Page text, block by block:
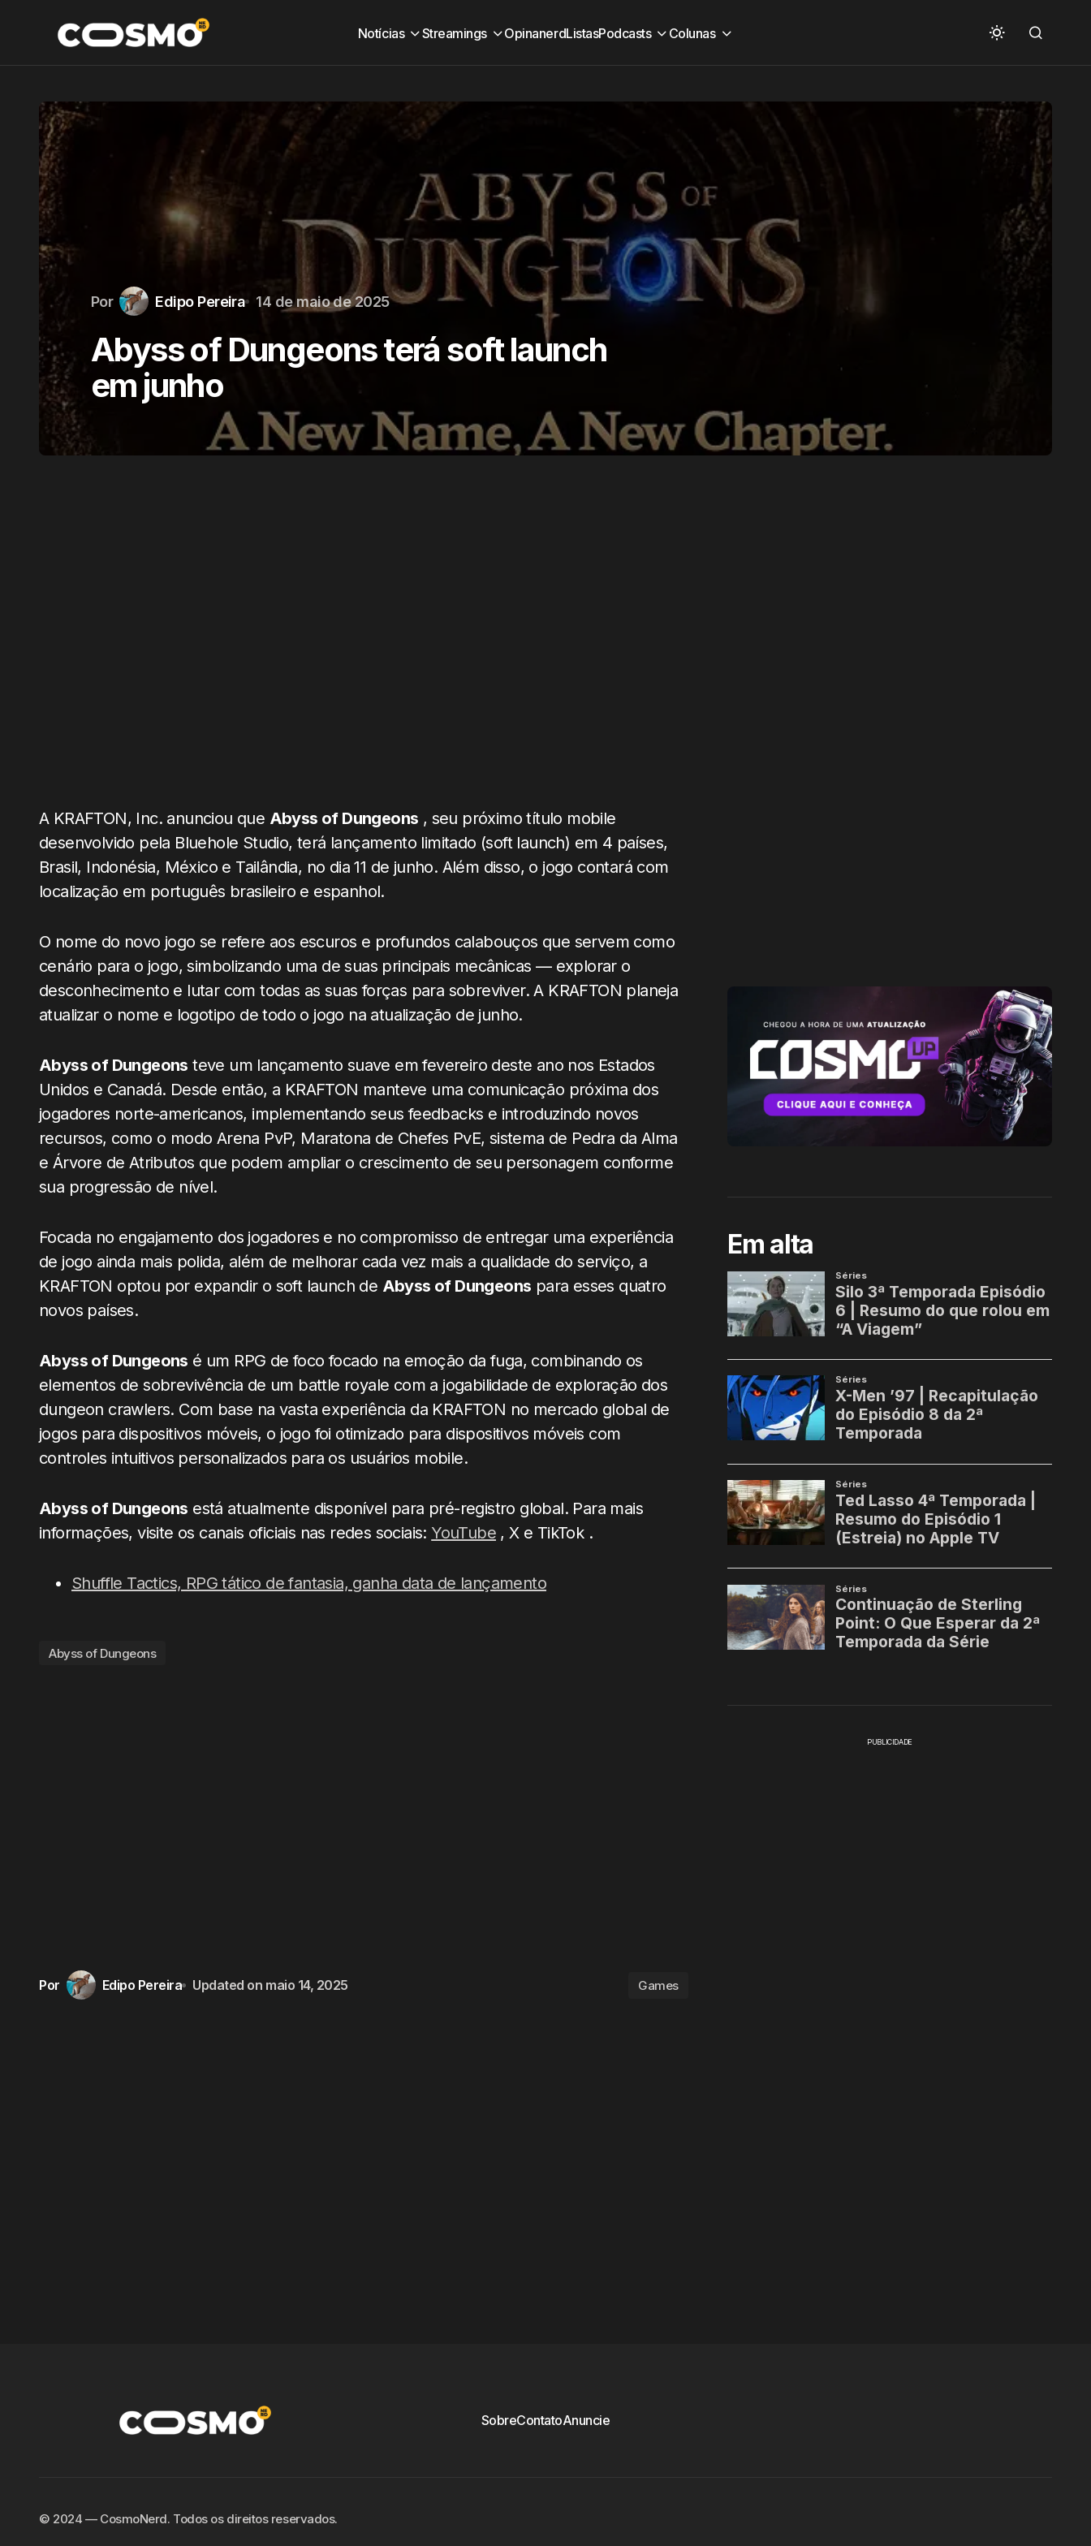
Notícias Streamings OpinanerdListasPodcasts Colunas
Por Edipo Pereira 14 de maio de 2025
Abyss of Dungeons terá soft launch
em junho
A KRAFTON, Inc. anunciou que Abyss of Dungeons , seu próximo título mobile
desenvolvido pela Bluehole Studio, terá lançamento limitado (soft launch) em 4 países,
Brasil, Indonésia, México e Tailândia, no dia 11 de junho. Além disso, o jogo contará com
localização em português brasileiro e espanhol.
O nome do novo jogo se refere aos escuros e profundos calabouços que servem como
cenário para o jogo, simbolizando uma de suas principais mecânicas — explorar o
desconhecimento e lutar com todas as suas forças para sobreviver. A KRAFTON planeja
atualizar o nome e logotipo de todo o jogo na atualização de junho.
Abyss of Dungeons teve um lançamento suave em fevereiro deste ano nos Estados
Unidos e Canadá. Desde então, a KRAFTON manteve uma comunicação próxima dos
jogadores norte-americanos, implementando seus feedbacks e introduzindo novos
recursos, como o modo Arena PvP, Maratona de Chefes PvE, sistema de Pedra da Alma
e Árvore de Atributos que podem ampliar o crescimento de seu personagem conforme
sua progressão de nível.
Focada no engajamento dos jogadores e no compromisso de entregar uma experiência
de jogo ainda mais polida, além de melhorar cada vez mais a qualidade do serviço, a
KRAFTON optou por expandir o soft launch de Abyss of Dungeons para esses quatro
novos países.
Abyss of Dungeons é um RPG de foco focado na emoção da fuga, combinando os
elementos de sobrevivência de um battle royale com a jogabilidade de exploração dos
dungeon crawlers. Com base na vasta experiência da KRAFTON no mercado global de
jogos para dispositivos móveis, o jogo foi otimizado para dispositivos móveis com
controles intuitivos personalizados para os usuários mobile.
Abyss of Dungeons está atualmente disponível para pré-registro global. Para mais
informações, visite os canais oficiais nas redes sociais: YouTube , X e TikTok .
Shuffle Tactics, RPG tático de fantasia, ganha data de lançamento
Abyss of Dungeons
Por Edipo Pereira Updated on maio 14, 2025 Games
Em alta
PUBLICIDADE
SobreContatoAnuncie
©️ 2024 — CosmoNerd. Todos os direitos reservados.